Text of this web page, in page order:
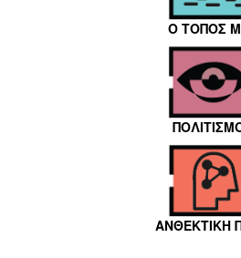
Ο ΤΟΠΟΣ
ΑΝΘΕΚΤΙΚΗ